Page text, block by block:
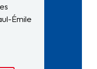
Émile